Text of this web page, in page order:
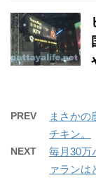
PREV
まさかの
チキン。
NEXT
毎月30万
ァランは